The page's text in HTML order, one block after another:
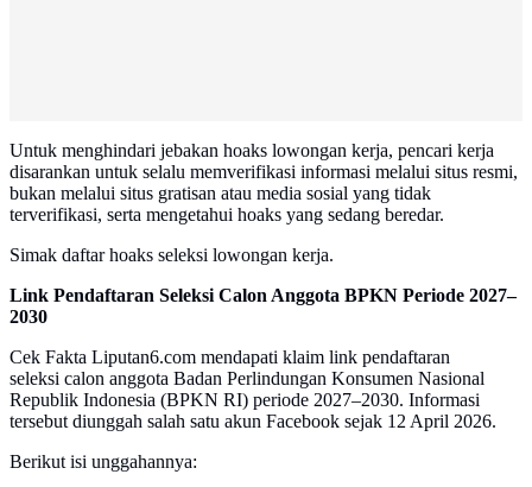
Untuk menghindari jebakan hoaks lowongan kerja, pencari kerja
disarankan untuk selalu memverifikasi informasi melalui situs resmi,
bukan melalui situs gratisan atau media sosial yang tidak
terverifikasi, serta mengetahui hoaks yang sedang beredar.
Simak daftar hoaks seleksi lowongan kerja.
Link Pendaftaran Seleksi Calon Anggota BPKN Periode 2027–
2030
Cek Fakta Liputan6.com mendapati klaim link pendaftaran
seleksi calon anggota Badan Perlindungan Konsumen Nasional
Republik Indonesia (BPKN RI) periode 2027–2030. Informasi
tersebut diunggah salah satu akun Facebook sejak 12 April 2026.
Berikut isi unggahannya: